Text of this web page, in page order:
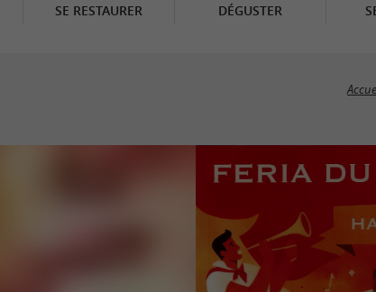
SE RESTAURER DÉGUSTER